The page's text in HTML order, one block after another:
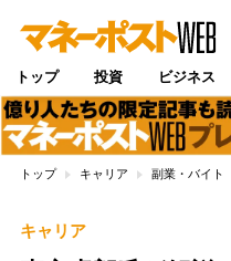
トップ 投資 ビジネス
トップ キャリア 副業・バイト
キャリア